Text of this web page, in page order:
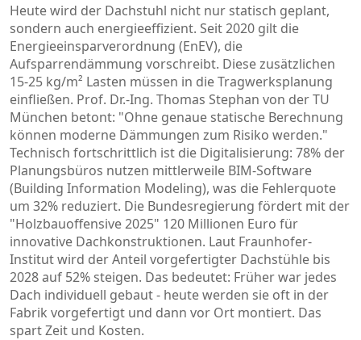
Heute wird der Dachstuhl nicht nur statisch geplant,
sondern auch energieeffizient. Seit 2020 gilt die
Energieeinsparverordnung (EnEV), die
Aufsparrendämmung vorschreibt. Diese zusätzlichen
15-25 kg/m² Lasten müssen in die Tragwerksplanung
einfließen. Prof. Dr.-Ing. Thomas Stephan von der TU
München betont: "Ohne genaue statische Berechnung
können moderne Dämmungen zum Risiko werden."
Technisch fortschrittlich ist die Digitalisierung: 78% der
Planungsbüros nutzen mittlerweile BIM-Software
(Building Information Modeling), was die Fehlerquote
um 32% reduziert. Die Bundesregierung fördert mit der
"Holzbauoffensive 2025" 120 Millionen Euro für
innovative Dachkonstruktionen. Laut Fraunhofer-
Institut wird der Anteil vorgefertigter Dachstühle bis
2028 auf 52% steigen. Das bedeutet: Früher war jedes
Dach individuell gebaut - heute werden sie oft in der
Fabrik vorgefertigt und dann vor Ort montiert. Das
spart Zeit und Kosten.